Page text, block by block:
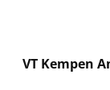
VT Kempen